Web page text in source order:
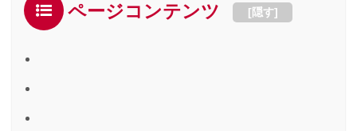
ページコンテンツ [隠す]